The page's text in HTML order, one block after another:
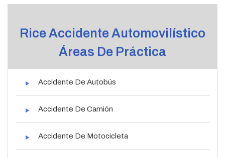
Rice Accidente Automovilístico
Áreas De Práctica
Accidente De Autobús
Accidente De Camión
Accidente De Motocicleta